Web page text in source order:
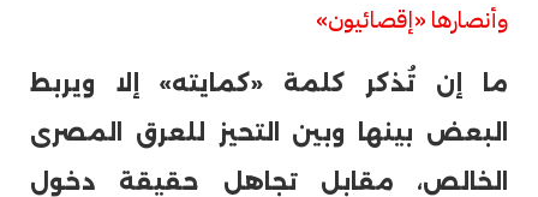
وأنصارها «إقصائيون»
ما إن تُذكر كلمة «كمايته» إلا ويربط
البعض بينها وبين التحيز للعرق المصرى
الخالص، مقابل تجاهل حقيقة دخول